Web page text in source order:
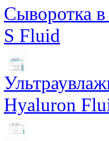
Сыворотка
S Fluid
Hyaluron